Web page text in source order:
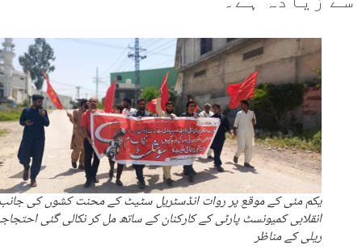
یکم مئی کے موقع پر روات انڈسٹریل سٹیٹ کے محنت کشوں کی
انقلابی کمیونسٹ پارٹی کے کارکنان کے ساتھ مل کر نکالی گئی
ریلی کے مناظر